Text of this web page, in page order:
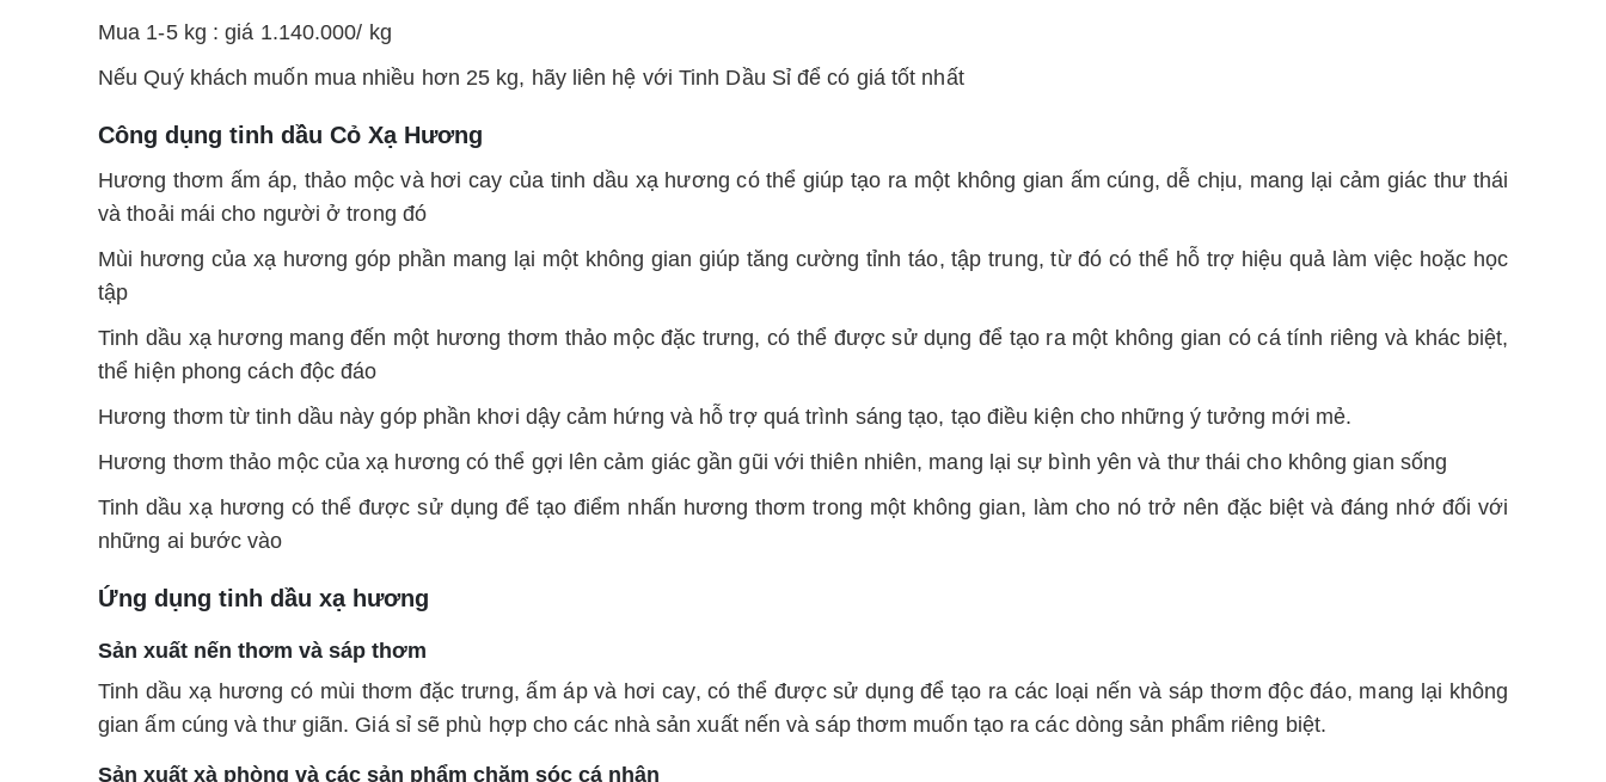
Mua 1-5 kg : giá 1.140.000/ kg
Nếu Quý khách muốn mua nhiều hơn 25 kg, hãy liên hệ với Tinh Dầu Sỉ để có giá tốt nhất
Công dụng tinh dầu Cỏ Xạ Hương
Hương thơm ấm áp, thảo mộc và hơi cay của tinh dầu xạ hương có thể giúp tạo ra một không gian ấm cúng, dễ chịu, mang lại cảm giác thư thái
và thoải mái cho người ở trong đó
Mùi hương của xạ hương góp phần mang lại một không gian giúp tăng cường tỉnh táo, tập trung, từ đó có thể hỗ trợ hiệu quả làm việc hoặc học
tập
Tinh dầu xạ hương mang đến một hương thơm thảo mộc đặc trưng, có thể được sử dụng để tạo ra một không gian có cá tính riêng và khác biệt,
thể hiện phong cách độc đáo
Hương thơm từ tinh dầu này góp phần khơi dậy cảm hứng và hỗ trợ quá trình sáng tạo, tạo điều kiện cho những ý tưởng mới mẻ.
Hương thơm thảo mộc của xạ hương có thể gợi lên cảm giác gần gũi với thiên nhiên, mang lại sự bình yên và thư thái cho không gian sống
Tinh dầu xạ hương có thể được sử dụng để tạo điểm nhấn hương thơm trong một không gian, làm cho nó trở nên đặc biệt và đáng nhớ đối với
những ai bước vào
Ứng dụng tinh dầu xạ hương
Sản xuất nến thơm và sáp thơm
Tinh dầu xạ hương có mùi thơm đặc trưng, ấm áp và hơi cay, có thể được sử dụng để tạo ra các loại nến và sáp thơm độc đáo, mang lại không
gian ấm cúng và thư giãn. Giá sỉ sẽ phù hợp cho các nhà sản xuất nến và sáp thơm muốn tạo ra các dòng sản phẩm riêng biệt.
Sản xuất xà phòng và các sản phẩm chăm sóc cá nhân